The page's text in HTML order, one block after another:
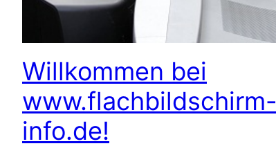
Willkommen bei
www.flachbildschirm-
info.de!